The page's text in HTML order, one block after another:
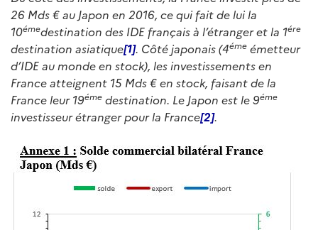
26 Mds € au Japon en 2016, ce qui fait de lui la
10émedestination des IDE français à l’étranger et la 1ére
destination asiatique[1]. Côté japonais (4éme émetteur
d’IDE au monde en stock), les investissements en
France atteignent 15 Mds € en stock, faisant de la
France leur 19éme destination. Le Japon est le 9éme
investisseur étranger pour la France[2].